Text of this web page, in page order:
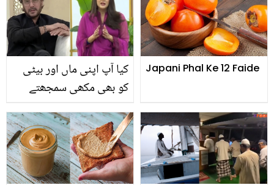
چیزیں ہیں جو ان کو ختم
کرسکتی ہیں؟
گھریلو خواتین کی یہ
مشکل آسان کرے
کیا آپ اپنی ماں اور بیٹی
کو بھی مکھی سمجھتے
ہیں۔۔ فضا علی نے عدنان
صدیقی کو آڑے ہاتھوں لے
لیتے ہوئے کیا کچھ کہہ
ڈالا؟
Japani Phal Ke 12 Faide